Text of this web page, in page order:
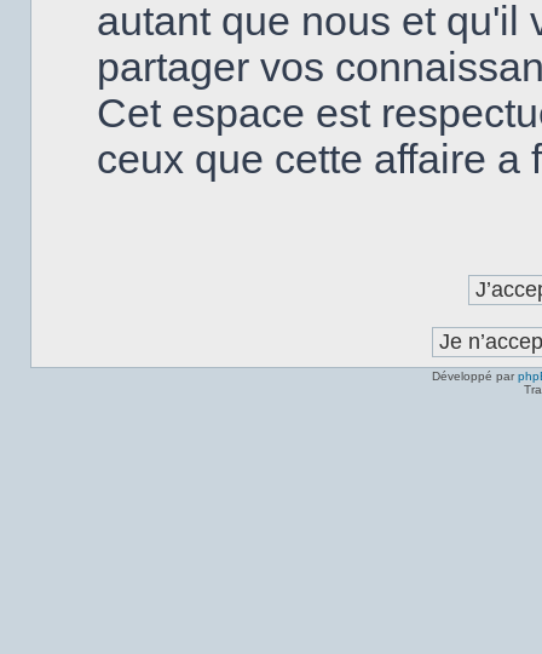
autant que nous et qu'il
partager vos
Cet espace est
ceux que cette affaire a
Développé par